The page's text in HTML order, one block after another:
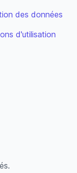
des données
d'utilisation